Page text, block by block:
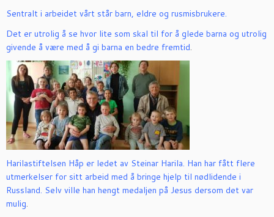
Sentralt i arbeidet vårt står barn, eldre og rusmisbrukere.
Det er utrolig å se hvor lite som skal til for å glede barna og utrolig
givende å være med å gi barna en bedre fremtid.
Harilastiftelsen Håp er ledet av Steinar Harila. Han har fått flere
utmerkelser for sitt arbeid med å bringe hjelp til nødlidende i
Russland. Selv ville han hengt medaljen på Jesus dersom det var
mulig.